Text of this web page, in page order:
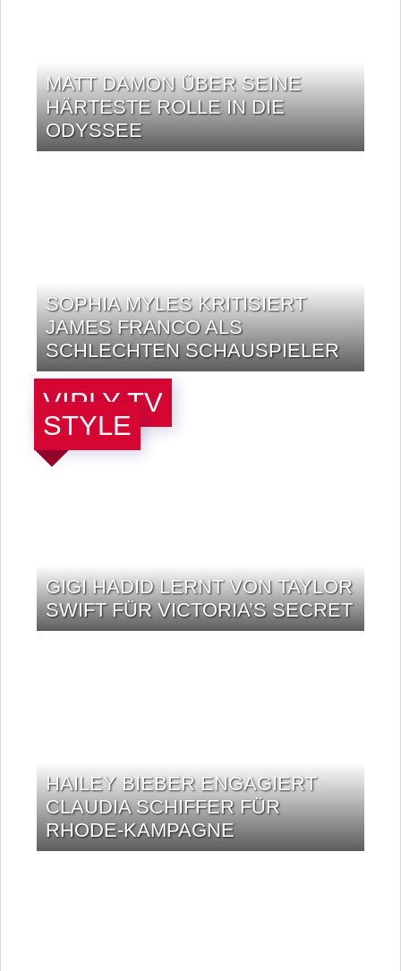
MATT DAMON ÜBER SEINE
HÄRTESTE ROLLE IN DIE
ODYSSEE
SOPHIA MYLES KRITISIERT
JAMES FRANCO ALS
SCHLECHTEN SCHAUSPIELER
GIGI HADID LERNT VON TAYLOR
SWIFT FÜR VICTORIA’S SECRET
HAILEY BIEBER ENGAGIERT
CLAUDIA SCHIFFER FÜR
RHODE-KAMPAGNE